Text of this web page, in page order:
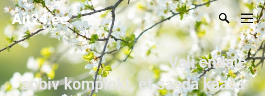
Ait24.ee
Vali endale
sobiv komplekt, et saada kaasa